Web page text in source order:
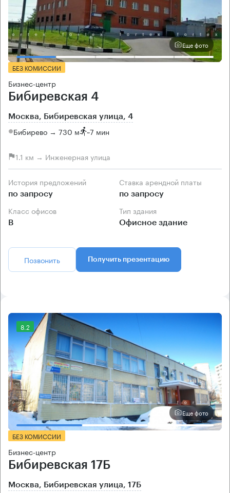
Еще фото
БЕЗ КОМИССИИ
Бизнес-центр
Бибиревская 4
Москва, Бибиревская улица, 4
Бибирево → 730 м ~7 мин
1.1 км → Инженерная улица
История предложений
по запросу
Ставка арендной платы
по запросу
Класс офисов
B
Тип здания
Офисное здание
Позвонить Получить презентацию
8.2
Еще фото
БЕЗ КОМИССИИ
Бизнес-центр
Бибиревская 17Б
Москва, Бибиревская улица, 17Б